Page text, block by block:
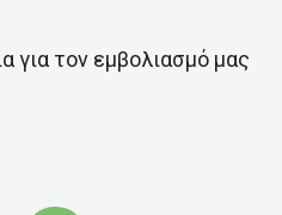
για τον εμβολιασμό μας